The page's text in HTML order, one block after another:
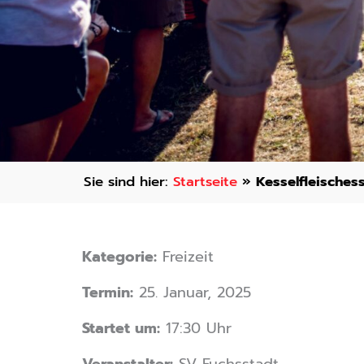
Startseite»
Kategorie:Freizeit
Termin:25. Januar, 2025
Startet um:17:30 Uhr